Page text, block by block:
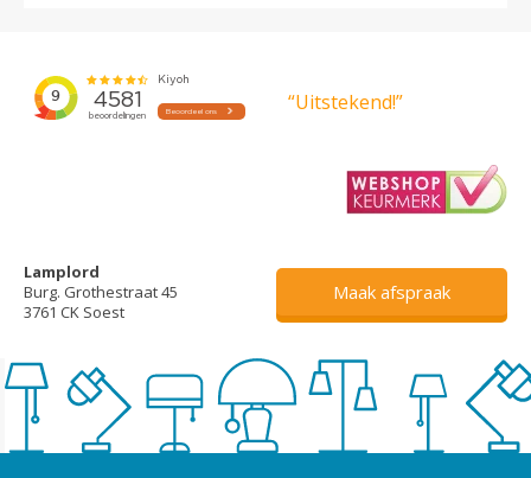
“Uitstekend!”
Lamplord
Burg. Grothestraat 45
3761 CK Soest
Maak afspraak